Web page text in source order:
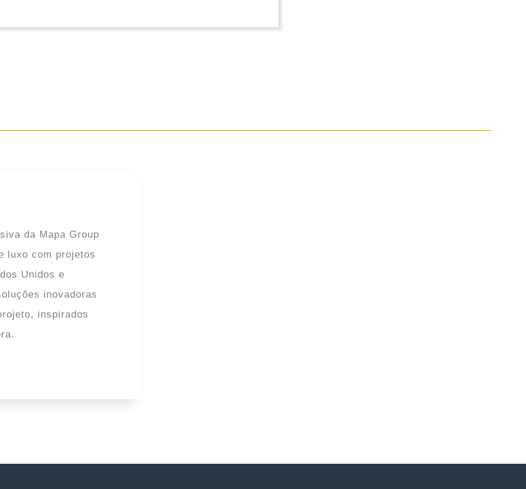
da Mapa Group
luxo com projetos
Unidos e
inovadoras
inspirados